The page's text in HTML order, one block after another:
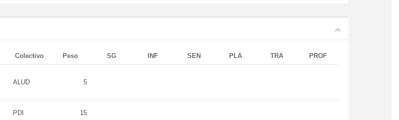
Colectivo Peso SG INF SEN PLA TRA PROF
ALUD 5
PDI 15